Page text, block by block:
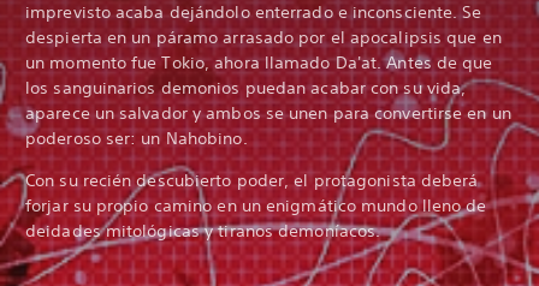
imprevisto acaba dejándolo enterrado e inconsciente. Se
despierta en un páramo arrasado por el apocalipsis que en
un momento fue Tokio, ahora llamado Da'at. Antes de que
los sanguinarios demonios puedan acabar con su vida,
aparece un salvador y ambos se unen para convertirse en un
poderoso ser: un Nahobino.
Con su recién descubierto poder, el protagonista deberá
forjar su propio camino en un enigmático mundo lleno de
deidades mitológicas y tiranos demoníacos.